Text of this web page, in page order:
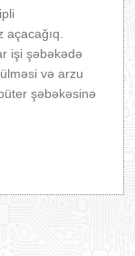
işi şəbəkədə
və arzu
şəbəkəsinə